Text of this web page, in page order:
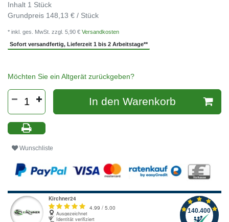
Inhalt 1 Stück
Grundpreis 148,13 € / Stück
* inkl. ges. MwSt. zzgl. 5,90 € Versandkosten
Sofort versandfertig, Lieferzeit 1 bis 2 Arbeitstage**
Möchten Sie ein Altgerät zurückgeben?
In den Warenkorb
Wunschliste